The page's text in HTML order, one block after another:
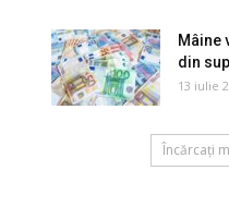
Mâine
din
13 iulie
Încărcați